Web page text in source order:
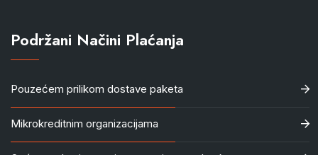
Podržani Načini Plaćanja
Pouzećem prilikom dostave paketa
Mikrokreditnim organizacijama